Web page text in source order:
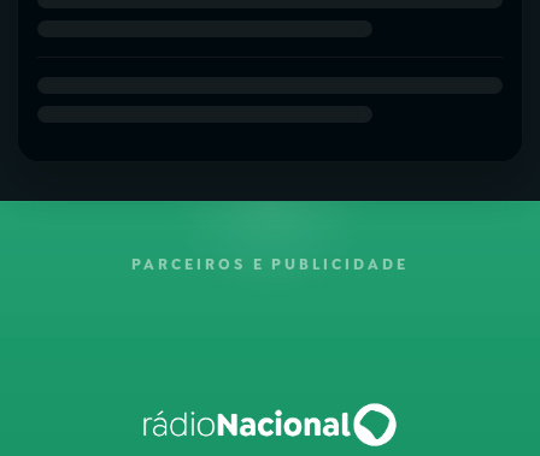
PARCEIROS E PUBLICIDADE